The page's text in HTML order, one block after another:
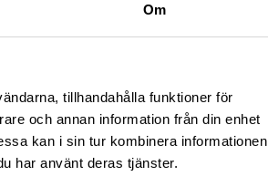
Om
tillhandahålla funktioner för
och annan information från din enhet
kan i sin tur kombinera informationen
har använt deras tjänster.